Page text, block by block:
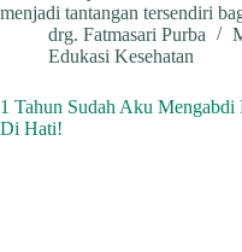
menjadi tantangan tersendiri
drg. Fatmasari Purba
Edukasi Kesehatan
1 Tahun Sudah Aku
Di Hati!